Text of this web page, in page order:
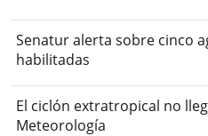
Senatur alerta sobre cinco
habilitadas
El ciclón extratropical no
Meteorología